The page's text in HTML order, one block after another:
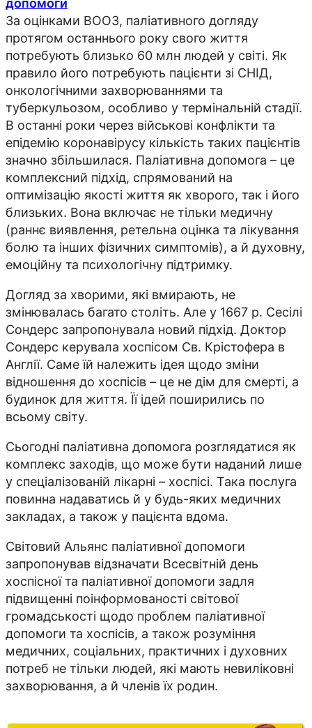
За оцінками ВООЗ, паліативного догляду
протягом останнього року свого життя
потребують близько 60 млн людей у світі. Як
правило його потребують пацієнти зі СНІД,
онкологічними захворюваннями та
туберкульозом, особливо у термінальній стадії.
В останні роки через військові конфлікти та
епідемію коронавірусу кількість таких пацієнтів
значно збільшилася. Паліативна допомога – це
комплексний підхід, спрямований на
оптимізацію якості життя як хворого, так і його
близьких. Вона включає не тільки медичну
(раннє виявлення, ретельна оцінка та лікування
болю та інших фізичних симптомів), а й духовну,
емоційну та психологічну підтримку.
Догляд за хворими, які вмирають, не
змінювалась багато століть. Але у 1667 р. Сесілі
Сондерс запропонувала новий підхід. Доктор
Сондерс керувала хоспісом Св. Крістофера в
Англії. Саме їй належить ідея щодо зміни
відношення до хоспісів – це не дім для смерті, а
будинок для життя. Її ідей поширились по
всьому світу.
Сьогодні паліативна допомога розглядатися як
комплекс заходів, що може бути наданий лише
у спеціалізованій лікарні – хоспісі. Така послуга
повинна надаватись й у будь-яких медичних
закладах, а також у пацієнта вдома.
Світовий Альянс паліативної допомоги
запропонував відзначати Всесвітній день
хоспісної та паліативної допомоги задля
підвищенні поінформованості світової
громадськості щодо проблем паліативної
допомоги та хоспісів, а також розуміння
медичних, соціальних, практичних і духовних
потреб не тільки людей, які мають невиліковні
захворювання, а й членів їх родин.